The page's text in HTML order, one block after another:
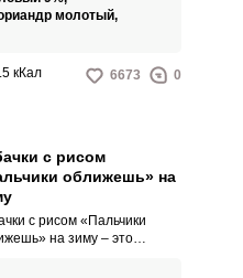
молотый,
кКал 6673 0
с рисом
оближешь» на
с рисом «Пальчики
на зиму – это